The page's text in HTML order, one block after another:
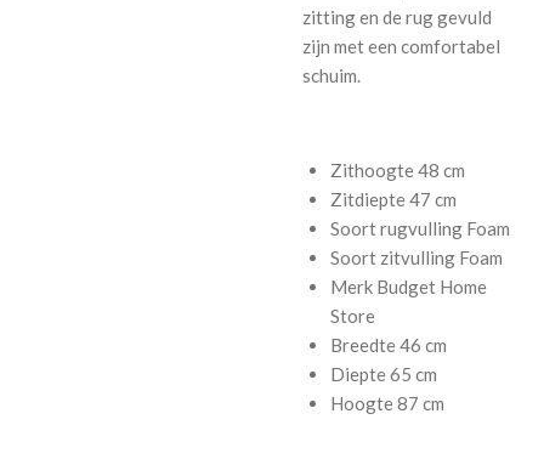
zitting en de rug gevuld
zijn met een comfortabel
schuim.
Zithoogte48 cm
Zitdiepte47 cm
Soort rugvulling Foam
Soort zitvulling Foam
Merk Budget Home
Store
Breedte46 cm
Diepte65 cm
Hoogte87 cm